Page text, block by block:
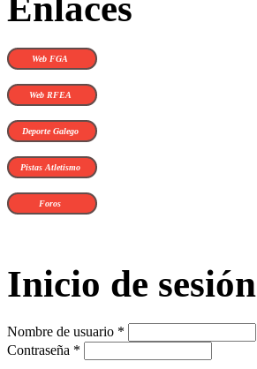
Enlaces
Web FGA
Web RFEA
Deporte Galego
Pistas Atletismo
Foros
Inicio de sesión
Nombre de usuario *
Contraseña *